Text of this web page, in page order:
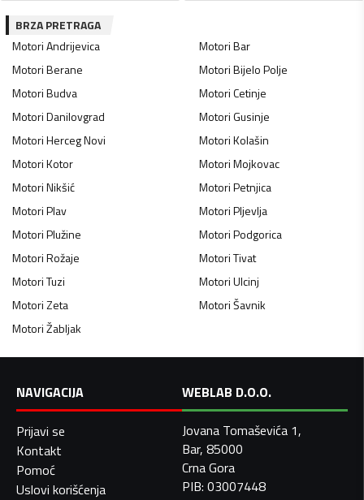
BRZA PRETRAGA
MotoriAndrijevica MotoriBar
MotoriBerane MotoriBijelo Polje
MotoriBudva MotoriCetinje
MotoriDanilovgrad MotoriGusinje
MotoriHerceg Novi MotoriKolašin
MotoriKotor MotoriMojkovac
MotoriNikšić MotoriPetnjica
MotoriPlav MotoriPljevlja
MotoriPlužine MotoriPodgorica
MotoriRožaje MotoriTivat
MotoriTuzi MotoriUlcinj
MotoriZeta MotoriŠavnik
MotoriŽabljak
NAVIGACIJA
Prijavi se
Kontakt
Pomoć
Uslovi korišćenja
WEBLAB D.O.O.
Jovana Tomaševića 1,
Bar, 85000
Crna Gora
PIB: 03007448